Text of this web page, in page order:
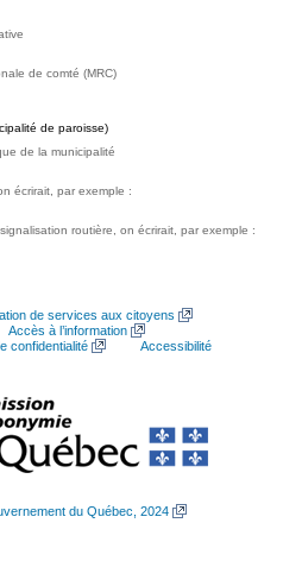
de comté (MRC)
de paroisse)
de la municipalité
écrirait, par exemple :
routière, on écrirait, par exemple :
de services aux citoyens
Accès à l’information
confidentialité
Accessibilité
du Québec, 2024